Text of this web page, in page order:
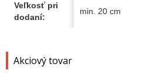
Akciový tovar
Veľkosť pri
dodaní:
min. 20 cm